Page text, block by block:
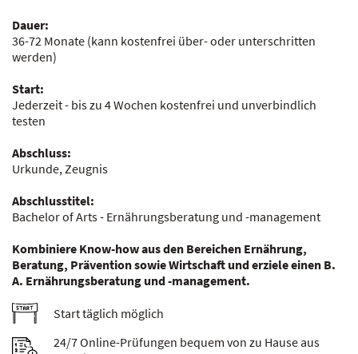
Dauer:
36-72 Monate (kann kostenfrei über- oder unterschritten
werden)
Start:
Jederzeit - bis zu 4 Wochen kostenfrei und unverbindlich
testen
Abschluss:
Urkunde, Zeugnis
Abschlusstitel:
Bachelor of Arts - Ernährungsberatung und -management
Kombiniere Know-how aus den Bereichen Ernährung,
Beratung, Prävention sowie Wirtschaft und erziele einen B.
A. Ernährungsberatung und -management.
Start täglich möglich
24/7 Online-Prüfungen bequem von zu Hause aus